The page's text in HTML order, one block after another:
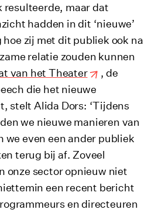
maar dat
hadden in dit ‘nieuwe’
zij met dit publiek ook na
relatie zouden kunnen
van het Theater
, de
die het nieuwe
stelt Alida Dors: ‘Tijdens
we nieuwe manieren van
we even een ander publiek
terug bij af. Zoveel
onze sector opnieuw niet
een recent bericht
en directeuren